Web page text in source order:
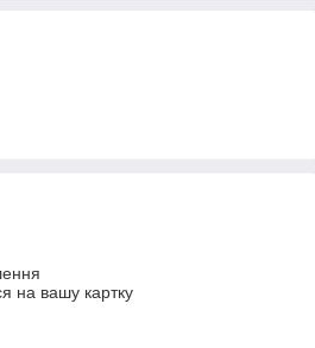
на вашу картку